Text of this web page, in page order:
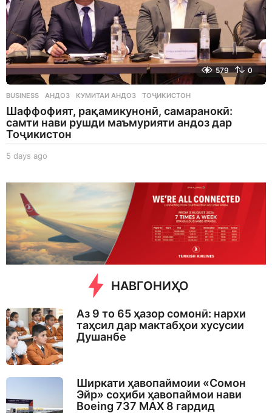
579 0
BUSINESS АНДОЗ ,КУМИТАИ АНДОЗ ,ТОҶИКИСТОН
Шаффофият, рақамикунонӣ, самаранокӣ:
самти нави рушди маъмурияти андоз дар
Тоҷикистон
5 days ago
g
o
НАВГОНИҲО
Аз 9 то 65 ҳазор сомонӣ: нархи
таҳсил дар мактабҳои хусусии
Душанбе
Ширкати ҳавопаймоии «Сомон
Эйр» соҳиби ҳавопаймои нави
Boeing 737 MAX 8 гардид